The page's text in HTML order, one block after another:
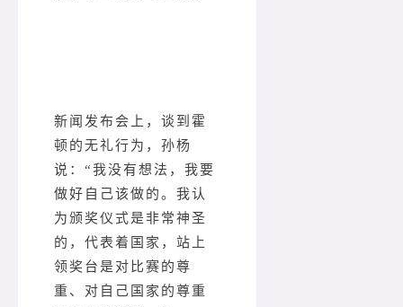
新闻发布会上，谈到霍
顿的无礼行为，孙杨
说：“我没有想法，我要
做好自己该做的。我认
为颁奖仪式是非常神圣
的，代表着国家，站上
领奖台是对比赛的尊
重、对自己国家的尊重